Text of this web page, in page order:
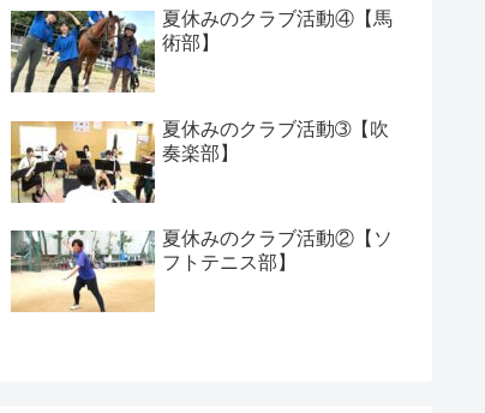
夏休みのクラブ活動④【馬
術部】
夏休みのクラブ活動➂【吹
奏楽部】
夏休みのクラブ活動②【ソ
フトテニス部】